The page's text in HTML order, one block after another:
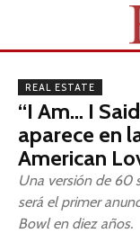
REAL ESTATE
“I Am… I
aparece en
American
Una versión de 60
será el primer
Bowl en diez años.